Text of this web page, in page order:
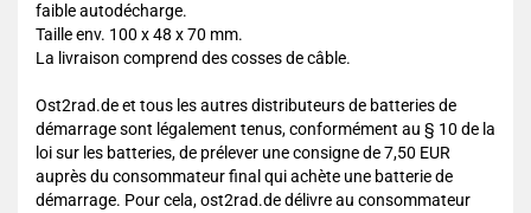
faible autodécharge.
Taille env. 100 x 48 x 70 mm.
La livraison comprend des cosses de câble.
Ost2rad.de et tous les autres distributeurs de batteries de
démarrage sont légalement tenus, conformément au § 10 de la
loi sur les batteries, de prélever une consigne de 7,50 EUR
auprès du consommateur final qui achète une batterie de
démarrage. Pour cela, ost2rad.de délivre au consommateur